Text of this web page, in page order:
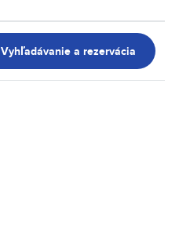
Vyhľadávanie a rezervácia